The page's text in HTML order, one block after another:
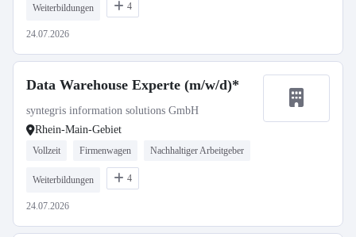
Weiterbildungen 4
24.07.2026
Data Warehouse Experte (m/w/d)*
syntegris information solutions GmbH
Rhein-Main-Gebiet
Vollzeit Firmenwagen Nachhaltiger Arbeitgeber
Weiterbildungen 4
24.07.2026